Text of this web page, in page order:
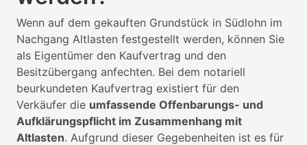
Wenn auf dem gekauften Grundstück in Südlohn im
Nachgang Altlasten festgestellt werden, können Sie
als Eigentümer den Kaufvertrag und den
Besitzübergang anfechten. Bei dem notariell
beurkundeten Kaufvertrag existiert für den
Verkäufer die umfassende Offenbarungs- und
Aufklärungspflicht im Zusammenhang mit
Altlasten. Aufgrund dieser Gegebenheiten ist es für